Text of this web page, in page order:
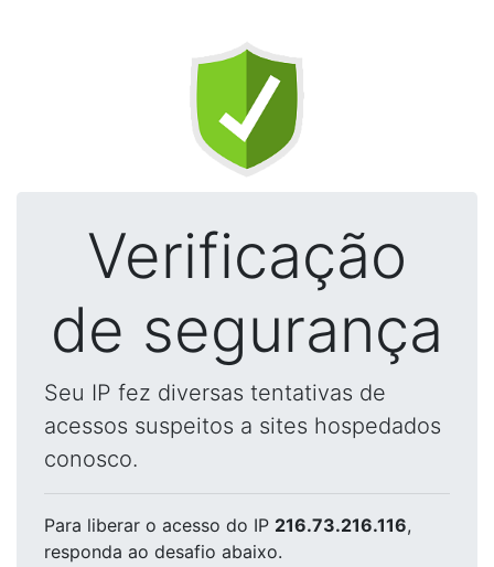
Verificação
de segurança
Seu IP fez diversas tentativas de
acessos suspeitos a sites hospedados
conosco.
Para liberar o acesso do IP 216.73.216.116,
responda ao desafio abaixo.